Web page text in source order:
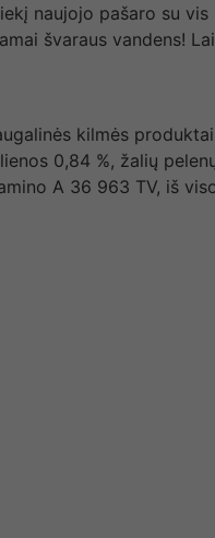
naujojo pašaro su
švaraus vandens!
kilmės
0,84 %, žalių
A 36 963 TV, iš